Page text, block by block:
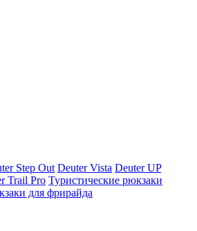
Step Out Deuter Vista Deuter UP
Trail Pro Туристические рюкзаки
для фрирайда